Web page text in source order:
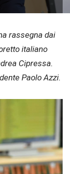
rassegna dai
italiano
Cipressa.
Paolo Azzi.